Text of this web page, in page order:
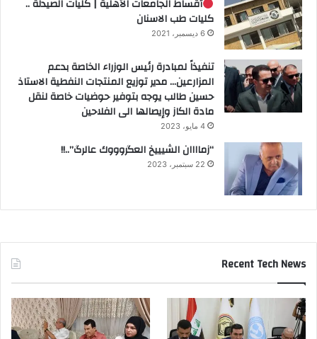
أقساط الجامعات الأهلية | كليات الصيدلة ..
كليات طب الاسنان
6 ديسمبر، 2021
تنفيذاً لمبادرة رئيس الوزراء الخاصة بدعم
المزارعين… مدير توزيع المنتجات النفطية الاستاذ
حسين طالب يوجه بتوفير حوضيات خاصة لنقل
مادة الكاز وإيصالها الى الفلاحين
4 مايو، 2023
“زماااان الشيييخ العگروووك عالرگ”..!!
22 سبتمبر، 2023
Recent Tech News